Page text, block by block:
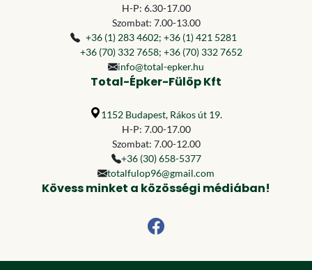
H-P: 6.30-17.00
Szombat: 7.00-13.00
+36 (1) 283 4602; +36 (1) 421 5281
+36 (70) 332 7658; +36 (70) 332 7652
info@total-epker.hu
Total-Épker-Fülöp Kft
1152 Budapest, Rákos út 19.
H-P: 7.00-17.00
Szombat: 7.00-12.00
+36 (30) 658-5377
totalfulop96@gmail.com
Kövess minket a közösségi médiában!